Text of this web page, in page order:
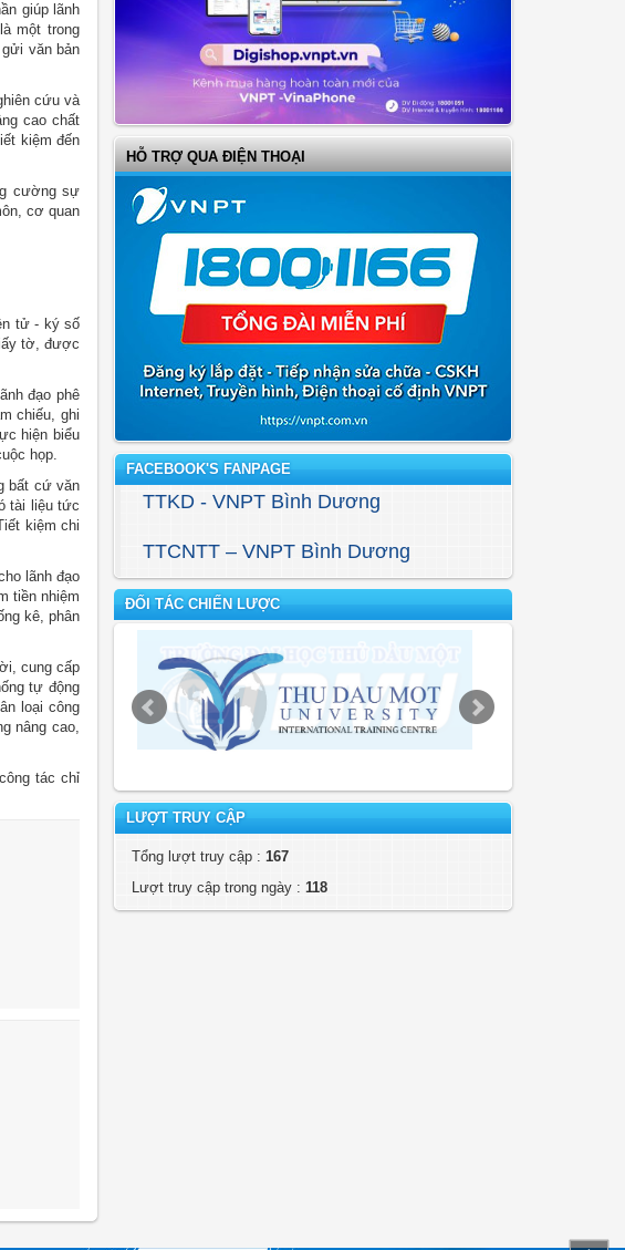
giúp lãnh
một trong
văn bản
cứu và
cao chất
kiệm đến
cường sự
cơ quan
tử - ký số
tờ, được
đạo phê
chiếu, ghi
hiện biểu
họp.
bất cứ văn
tài liệu tức
kiệm chi
lãnh đạo
tiền nhiệm
kê, phân
cung cấp
tự động
loại công
nâng cao,
tác chỉ
HỖ TRỢ QUA ĐIỆN THOẠI
FACEBOOK'S FANPAGE
TTKD - VNPT Bình Dương
TTCNTT – VNPT Bình Dương
ĐỐI TÁC CHIẾN LƯỢC
LƯỢT TRUY CẬP
Tổng lượt truy cập : 167
Lượt truy cập trong ngày : 118